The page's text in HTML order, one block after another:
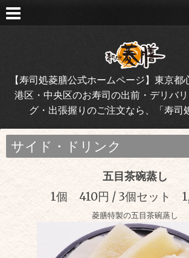
【寿司処菱膳公式ホームページ】東京都
港区・中央区のお寿司の出前・デリバ
グ・出張握りのご注文なら、「寿司
サイド・ドリンク
五目茶碗蒸し
1個 410円 / 3個セット
菱膳特製の五目茶碗蒸し